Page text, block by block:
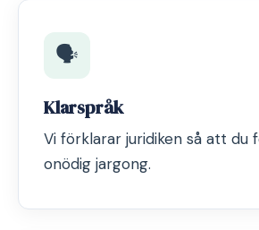
🗣️
Klarspråk
Vi förklarar juridiken så att
onödig jargong.